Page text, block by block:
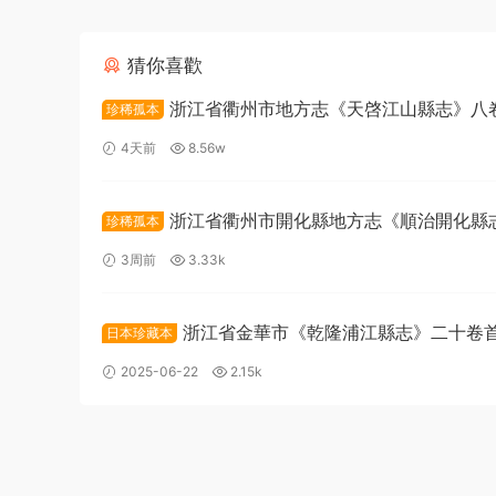
猜你喜歡
珍稀孤本 浙江省衢州市地方志《天啓江山縣志》八
鳳翼 徐日葵纂修PDF高清電子版下載
4天前 8.56w
珍稀孤本 浙江省衢州市開化縣地方志《順治開化縣
卷 清朱鳳台 徐世蔭纂修PDF高清電子版下載
3周前 3.33k
日本珍藏本 浙江省金華市《乾隆浦江縣志》二十卷
清 胡廷槐纂修PDF高清電子版下載
2025-06-22 2.15k